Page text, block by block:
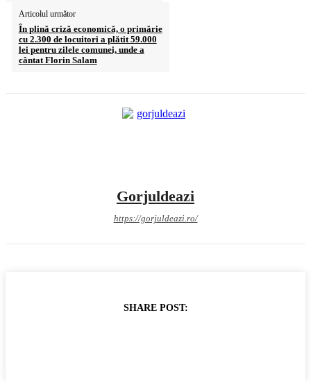
Articolul următor
În plină criză economică, o primărie
cu 2.300 de locuitori a plătit 59.000
lei pentru zilele comunei, unde a
cântat Florin Salam
Gorjuldeazi
https://gorjuldeazi.ro/
SHARE POST: